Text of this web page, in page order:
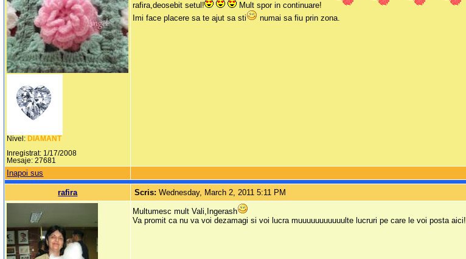
Nivel: DIAMANT
Inregistrat: 1/17/2008
Mesaje: 27681
rafira,deosebit setul!
Mult spor in continuare!
Imi face placere sa te ajut sa sti
numai sa fiu prin zona.
Inapoi sus
rafira Scris:Wednesday, March 2, 2011 5:11 PM
Multumesc mult Vali,Ingerash
Va promit ca nu va voi dezamagi si voi lucra muuuuuuuuuuulte lucruri pe care le voi posta aici!